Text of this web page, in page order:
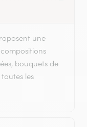
une
bouquets de
les